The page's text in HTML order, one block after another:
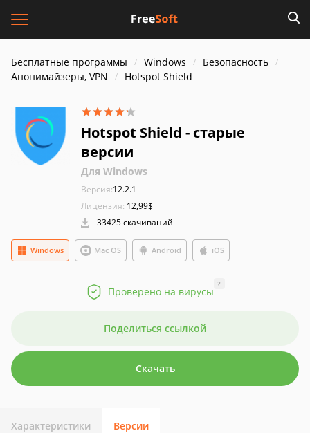
Бесплатные программы Windows
Безопасность
Анонимайзеры, VPN
Hotspot Shield
Hotspot Shield - старые
версии
Для Windows
Версия:12.2.1
Лицензия: 12,99$
33425 скачиваний
Mac OS
Windows Android iOS
Проверено на вирусы
?
Поделиться ссылкой
Скачать
Характеристики Версии